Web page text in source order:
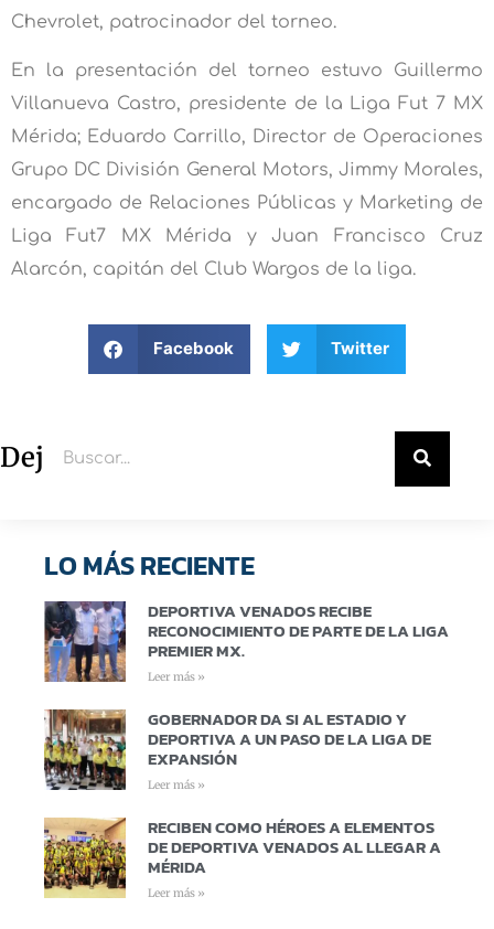
Chevrolet, patrocinador del torneo.
En la presentación del torneo estuvo Guillermo
Villanueva Castro, presidente de la Liga Fut 7 MX
Mérida; Eduardo Carrillo, Director de Operaciones
Grupo DC División General Motors, Jimmy Morales,
encargado de Relaciones Públicas y Marketing de
Liga Fut7 MX Mérida y Juan Francisco Cruz
Alarcón, capitán del Club Wargos de la liga.
Facebook Twitter
Deja un comentario
LO MÁS RECIENTE
DEPORTIVA VENADOS RECIBE
RECONOCIMIENTO DE PARTE DE LA LIGA
PREMIER MX.
Leer más »
GOBERNADOR DA SI AL ESTADIO Y
DEPORTIVA A UN PASO DE LA LIGA DE
EXPANSIÓN
Leer más »
RECIBEN COMO HÉROES A ELEMENTOS
DE DEPORTIVA VENADOS AL LLEGAR A
MÉRIDA
Leer más »